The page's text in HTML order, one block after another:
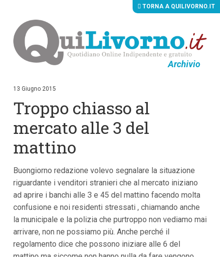
Archivio
i
i
n
t
e
n
t
p
r
n
c
p
a
TORNA A QUILIVORNO.IT
13 Giugno 2015
Troppo chiasso al
mercato alle 3 del
mattino
Buongiorno redazione volevo segnalare la situazione
riguardante i venditori stranieri che al mercato iniziano
ad aprire i banchi alle 3 e 45 del mattino facendo molta
confusione e noi residenti stressati , chiamando anche
la municipale e la polizia che purtroppo non vediamo mai
arrivare, non ne possiamo più. Anche perché il
regolamento dice che possono iniziare alle 6 del